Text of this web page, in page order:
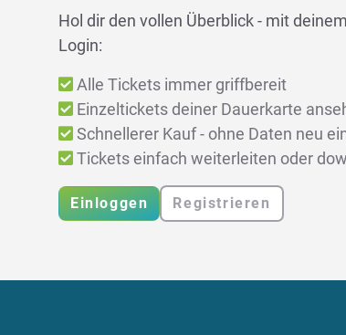
Hol dir den vollen Überblick - mit
Login:
Alle Tickets immer griffbereit
Einzeltickets deiner Dauerkarte
Schnellerer Kauf - ohne Daten neu
Tickets einfach weiterleiten oder
Einloggen Registrieren